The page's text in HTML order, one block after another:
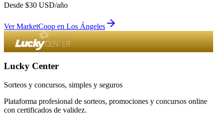
Desde $30 USD/año
VerMarketCoop en Los Ángeles
Lucky Center
Sorteos y concursos, simples y seguros
Plataforma profesional de sorteos, promociones y concursos online
con certificados de validez.